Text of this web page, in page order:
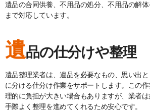
遺品の合同供養、不用品の処分、不用品の解
まで対応しています。
遺品の仕分けや整理
遺品整理業者は、遺品を必要なもの、思い出
に分ける仕分け作業をサポートします。この
理的に負担が大きい場合もありますが、業者
手際よく整理を進めてくれるため安心です。